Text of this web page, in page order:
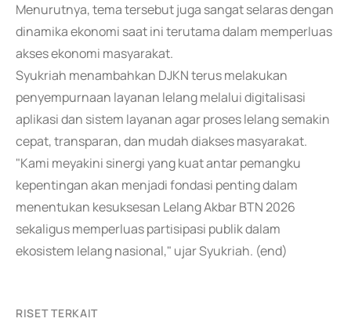
Menurutnya, tema tersebut juga sangat selaras dengan
dinamika ekonomi saat ini terutama dalam memperluas
akses ekonomi masyarakat.
Syukriah menambahkan DJKN terus melakukan
penyempurnaan layanan lelang melalui digitalisasi
aplikasi dan sistem layanan agar proses lelang semakin
cepat, transparan, dan mudah diakses masyarakat.
"Kami meyakini sinergi yang kuat antar pemangku
kepentingan akan menjadi fondasi penting dalam
menentukan kesuksesan Lelang Akbar BTN 2026
sekaligus memperluas partisipasi publik dalam
ekosistem lelang nasional," ujar Syukriah. (end)
RISET TERKAIT